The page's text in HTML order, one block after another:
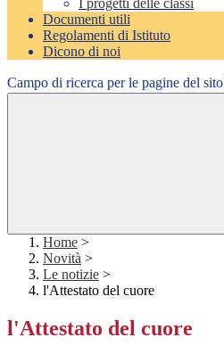
I progetti delle classi
Documenti utili
Regolamenti di Istituto
Dicono di noi
Campo di ricerca per le pagine del sito
Home >
Novità >
Le notizie >
l'Attestato del cuore
l'Attestato del cuore